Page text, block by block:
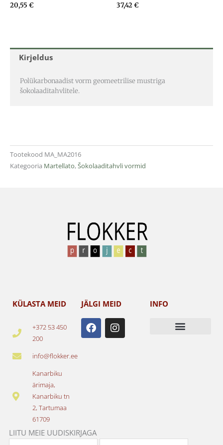
Kirjeldus
Polükarbonaadist vorm geomeetrilise mustriga
šokolaaditahvlitele.
Tootekood MA_MA2016
Kategooria Martellato,Šokolaaditahvli vormid
20,55 € 37,42€
KÜLASTA MEID
+372 53 450
200
info@flokker.ee
Kanarbiku
ärimaja,
Kanarbiku tn
2, Tartumaa
61709
JÄLGI MEID
F
a
c
I
n
s
INFO
LIITU MEIE UUDISKIRJAGA